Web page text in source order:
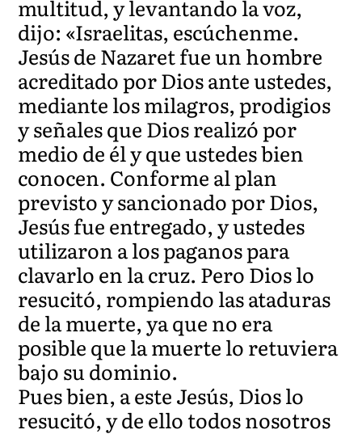
multitud, y levantando la voz,
dijo: «Israelitas, escúchenme.
Jesús de Nazaret fue un hombre
acreditado por Dios ante ustedes,
mediante los milagros, prodigios
y señales que Dios realizó por
medio de él y que ustedes bien
conocen. Conforme al plan
previsto y sancionado por Dios,
Jesús fue entregado, y ustedes
utilizaron a los paganos para
clavarlo en la cruz. Pero Dios lo
resucitó, rompiendo las ataduras
de la muerte, ya que no era
posible que la muerte lo retuviera
bajo su dominio.
Pues bien, a este Jesús, Dios lo
resucitó, y de ello todos nosotros